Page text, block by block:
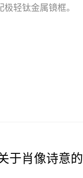
轻钛金属镜框。
于肖像诗意的